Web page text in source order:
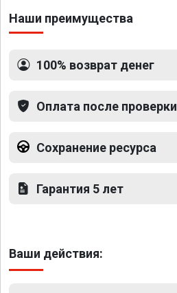
Наши преимущества
100% возврат денег
Оплата после проверки
Сохранение ресурса
Гарантия 5 лет
Ваши действия: